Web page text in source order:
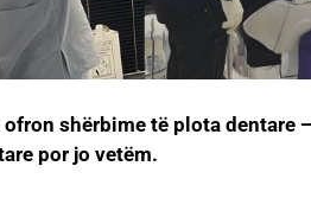
shërbime të plota dentare
por jo vetëm.